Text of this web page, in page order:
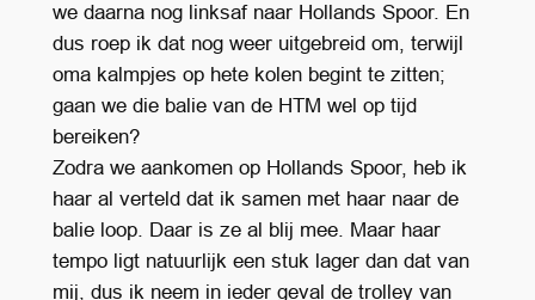
we daarna nog linksaf naar Hollands Spoor. En
dus roep ik dat nog weer uitgebreid om, terwijl
oma kalmpjes op hete kolen begint te zitten;
gaan we die balie van de HTM wel op tijd
bereiken?
Zodra we aankomen op Hollands Spoor, heb ik
haar al verteld dat ik samen met haar naar de
balie loop. Daar is ze al blij mee. Maar haar
tempo ligt natuurlijk een stuk lager dan dat van
mij, dus ik neem in ieder geval de trolley van